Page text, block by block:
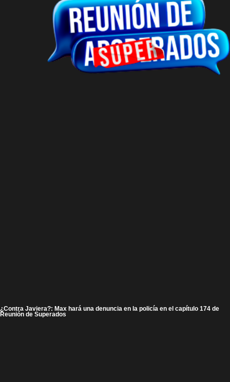
¿Contra Javiera?: Max hará una denuncia en la policía en el capítulo 174 de
Reunión de Superados